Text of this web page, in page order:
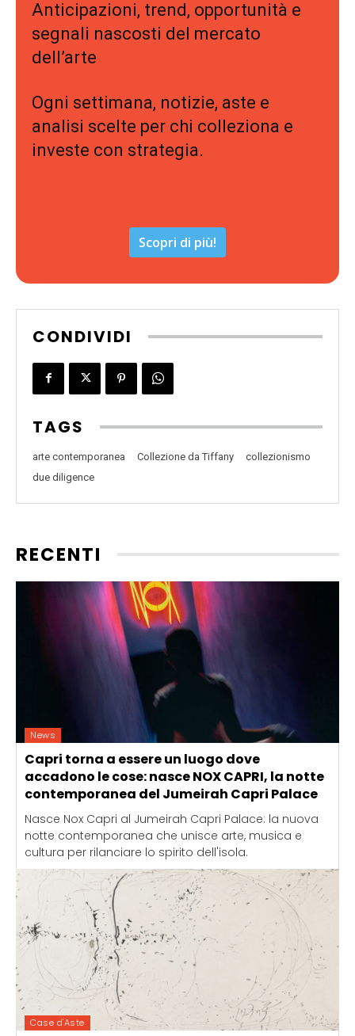
Anticipazioni, trend, opportunità e
segnali nascosti del mercato
dell’arte
Ogni settimana, notizie, aste e
analisi scelte per chi colleziona e
investe con strategia.
Scopri di più!
CONDIVIDI
TAGS
arte contemporanea Collezione da Tiffany
collezionismo
due diligence
RECENTI
News
Capri torna a essere un luogo dove
accadono le cose: nasce NOX CAPRI, la notte
contemporanea del Jumeirah Capri Palace
Nasce Nox Capri al Jumeirah Capri Palace: la nuova
notte contemporanea che unisce arte, musica e
cultura per rilanciare lo spirito dell'isola.
Case d'Aste